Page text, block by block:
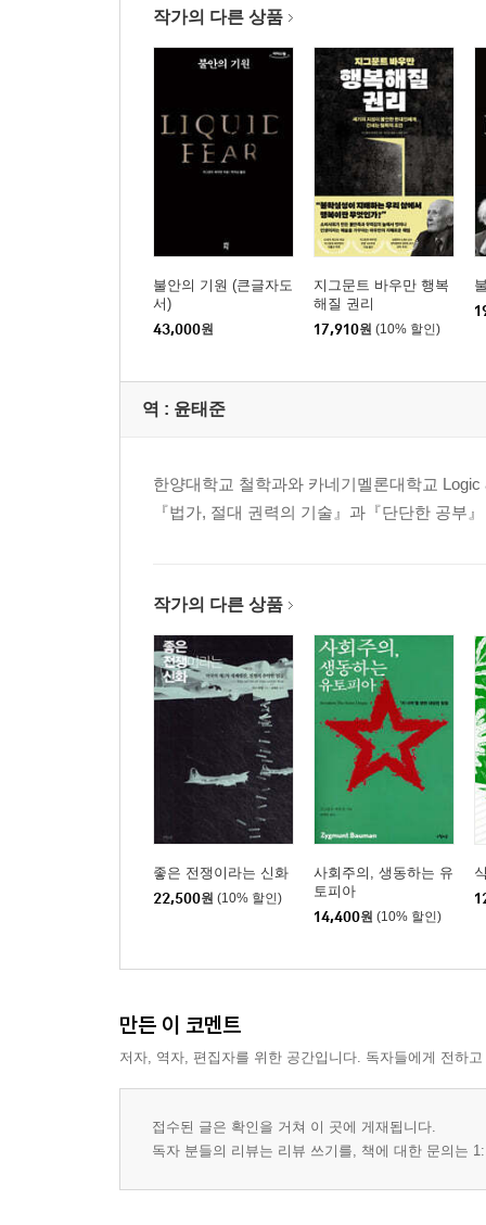
작가의 다른 상품
불안의 기원 (큰글자도
서)
43,000원
지그문트 바우만 행복
해질 권리
17,910원 (10% 할인)
역 : 윤태준
한양대학교 철학과와 카네기멜론대학교
『법가, 절대 권력의 기술』과『단단한 공부
작가의 다른 상품
좋은 전쟁이라는 신화
22,500원 (10% 할인)
사회주의, 생동하는 유
토피아
14,400원 (10% 할인)
만든 이 코멘트
저자, 역자, 편집자를 위한 공간입니다. 독자들에게 전하
접수된 글은 확인을 거쳐 이 곳에 게재됩니다.
독자 분들의 리뷰는 리뷰 쓰기를, 책에 대한 문의는